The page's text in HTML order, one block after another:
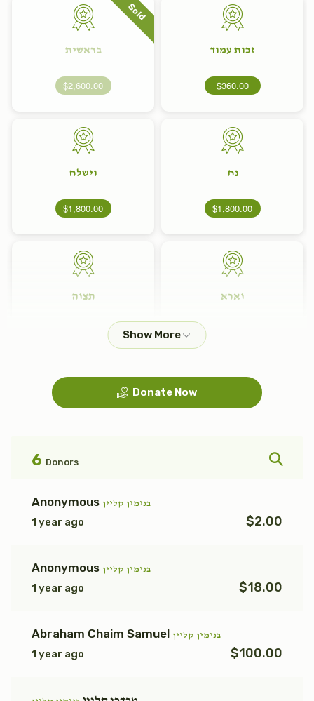
זכות עמוד
$360.00
Sold
בראשית
$2,600.00
נח
$1,800.00
וישלח
$1,800.00
וארא תצוה
$1,800.00
$1,800.00
Donate Now
6 Donors
Anonymous בנימין קליין
1 year ago $2.00
Anonymous בנימין קליין
1 year ago $18.00
Abraham Chaim Samuel בנימין קליין
1 year ago $100.00